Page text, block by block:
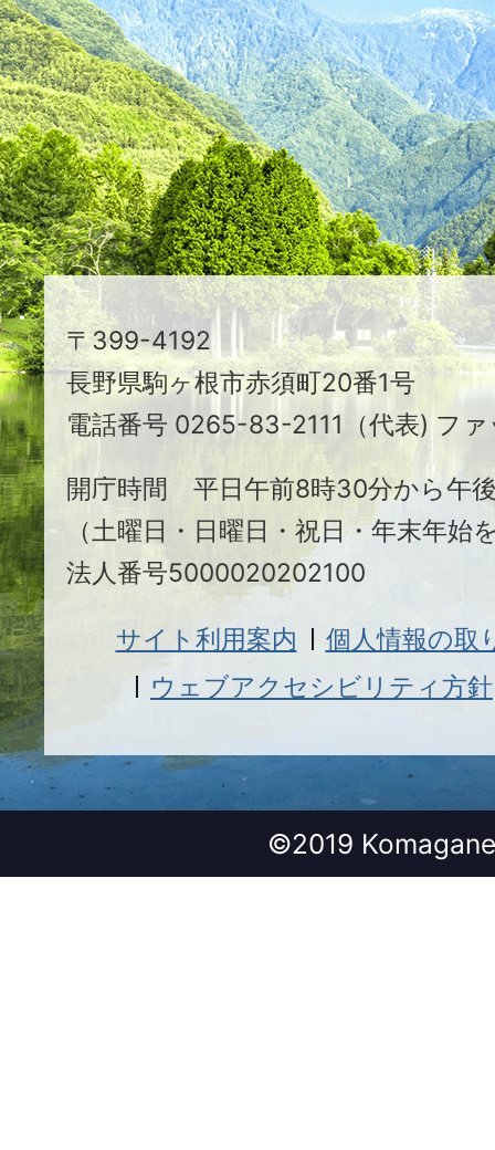
つ
映
え
る
ま
ち
駒
ヶ
根
市
〒399-4192
長野県駒ヶ根市赤須町20番1号
電話番号 0265-83-2111（代表) フ
開庁時間 平日午前8時30分から午
（土曜日・日曜日・祝日・年末年始
法人番号5000020202100
サイト利用案内
個人情報の取
ウェブアクセシビリティ方針
©2019